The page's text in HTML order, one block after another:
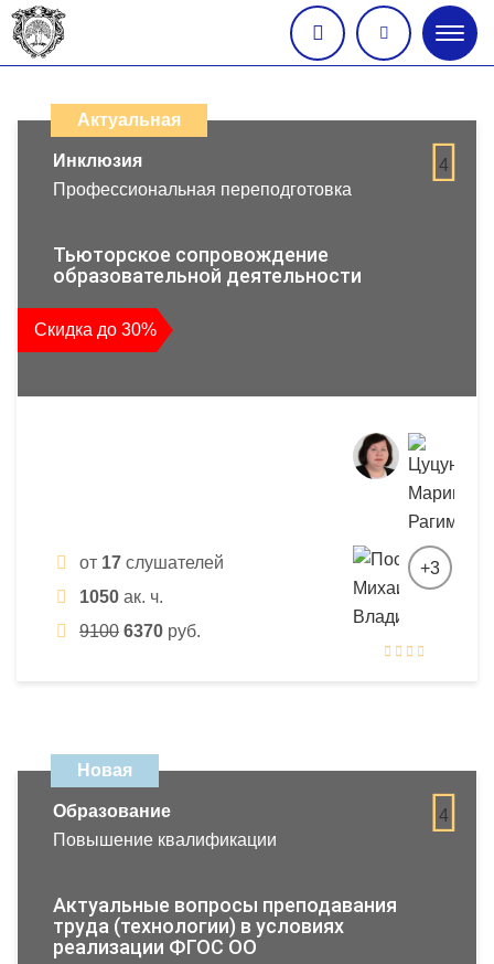
меню
дистанционных
образовательных
повышения
квалификации
и
профессиональной
Актуальная
4
Инклюзия
Профессиональная переподготовка
Тьюторское сопровождение
образовательной деятельности
Скидка до 30%
от 17 слушателей
1050 ак. ч.
9100 6370 руб.
+3
Новая
4
Образование
Повышение квалификации
Актуальные вопросы преподавания
труда (технологии) в условиях
реализации ФГОС ОО